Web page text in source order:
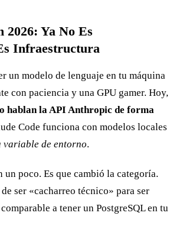
2026: Ya No Es
Infraestructura
un modelo de lenguaje en tu máquina
con paciencia y una GPU gamer. Hoy,
hablan la API Anthropic de forma
Code funciona con modelos locales
variable de entorno.
un poco. Es que cambió la categoría.
ser «cacharreo técnico» para ser
a tener un PostgreSQL en tu